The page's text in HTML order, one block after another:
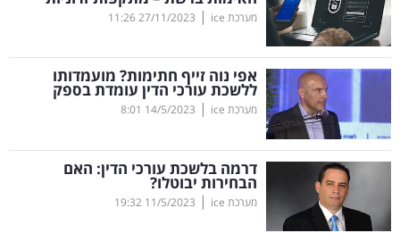
רכילות
עסקית
קריפטו
ויראלי
טלוויזיה
עסקי
מערכת ice |
27/11/2023
11:26
אפי נוה זייף חתימות? מועמדותו
ללשכת עורכי הדין עומדת בספק
מערכת ice |
14/5/2023
8:01
דרמה בלשכת עורכי הדין: האם
הבחירות יבוטלו?
מערכת ice |
11/5/2023
19:32